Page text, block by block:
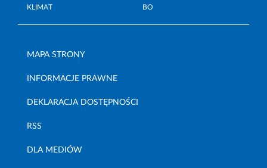
KLIMAT BO
MAPA STRONY
INFORMACJE PRAWNE
DEKLARACJA DOSTĘPNOŚCI
RSS
DLA MEDIÓW